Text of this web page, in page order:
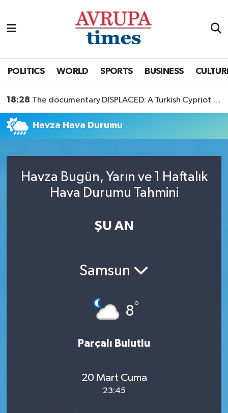
POLITICS WORLD SPORTS BUSINESS
18:28 The documentary DISPLACED: A Turkish Cypriot Story is now available to watch
Havza Hava Durumu
Havza Bugün, Yarın ve 1 Haftalık
Hava Durumu Tahmini
ŞU AN
Samsun
8°
Parçalı Bulutlu
20 Mart Cuma
23:45
Nöbetçi Eczaneler
Son Dakika Haberleri